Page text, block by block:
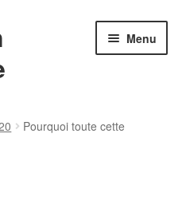
Menu
Pourquoi toute cette